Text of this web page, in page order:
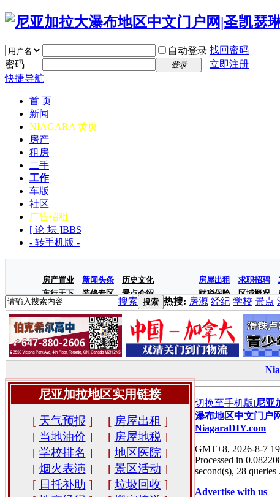
自动登录 找回密码
密码
登录
立即注册
快捷导航
首 页
新闻
NIAGARA 黄页
房产
租房
二手
工作
车版
社区
广告招租
[ 论 坛 ]BBS
- 转手机版 -
房产置业 新闻头条
历史文化
车行天下
装修专区 景点介绍
房屋出租 求职招聘
财税保险
区域概况
搜索 搜索 热搜: 房源 经纪 学校 景点
尼亚加拉地区实用链接
[ 天气预报 ] [ 房屋出租 ]
[ 当地油价 ] [ 房屋地税]
[ 学校排名 ] [ 地区医院]
[ 烟火表演 ] [ 景区活动 ]
[ 日托补助 ] [ 垃圾回收 ]
切换至手机版|尼亚
瀑布地区中文门户
NiagaraDIY.com
GMT+8, 2026-8-7
Processed in
second(s), 28 queries .
Advertise with us